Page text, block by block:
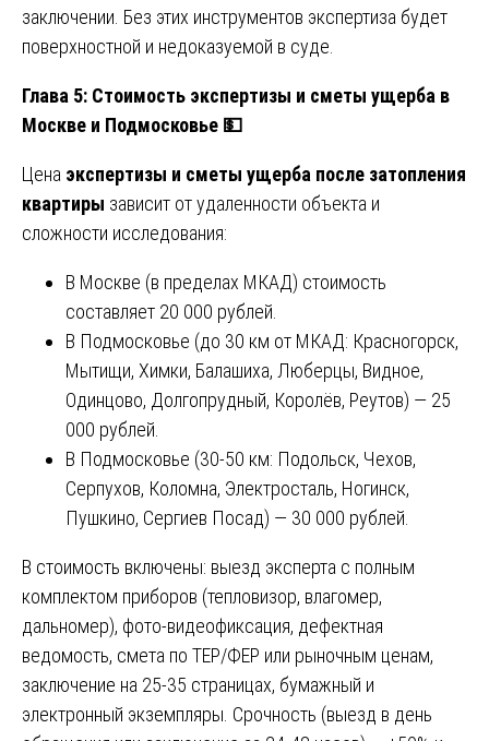
заключении. Без этих инструментов экспертиза будет
поверхностной и недоказуемой в суде.
Глава 5: Стоимость экспертизы и сметы ущерба в
Москве и Подмосковье 💵
Цена экспертизы и сметы ущерба после затопления
квартиры зависит от удаленности объекта и
сложности исследования:
В Москве (в пределах МКАД) стоимость
составляет 20 000 рублей.
В Подмосковье (до 30 км от МКАД: Красногорск,
Мытищи, Химки, Балашиха, Люберцы, Видное,
Одинцово, Долгопрудный, Королёв, Реутов) — 25
000 рублей.
В Подмосковье (30-50 км: Подольск, Чехов,
Серпухов, Коломна, Электросталь, Ногинск,
Пушкино, Сергиев Посад) — 30 000 рублей.
В стоимость включены: выезд эксперта с полным
комплектом приборов (тепловизор, влагомер,
дальномер), фото-видеофиксация, дефектная
ведомость, смета по ТЕР/ФЕР или рыночным ценам,
заключение на 25-35 страницах, бумажный и
электронный экземпляры. Срочность (выезд в день